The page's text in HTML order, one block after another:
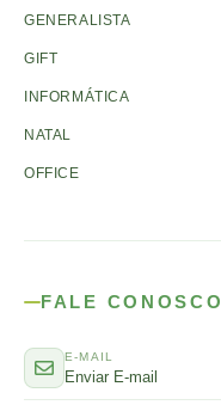
GENERALISTA
GIFT
INFORMÁTICA
NATAL
OFFICE
FALE CONOSCO
E-MAIL
Enviar E-mail